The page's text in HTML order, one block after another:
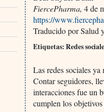
FiercePharma, 4 de
https://
Traducido por Salud
Etiquetas: Redes
Las redes sociales
Contar seguidores,
interacciones fue un
cumplen los